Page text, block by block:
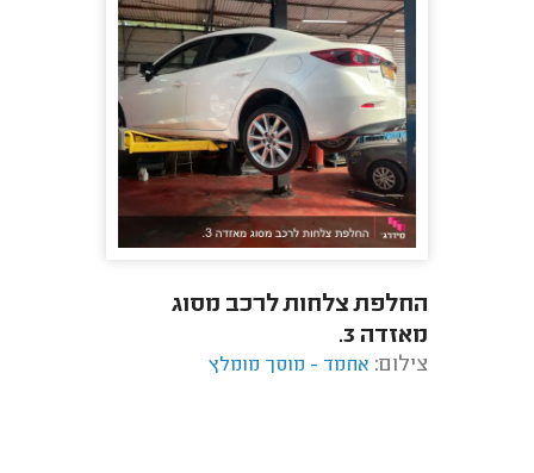
החלפת צלחות לרכב מסוג
מאזדה 3.
צילום: אחמד - מוסך מומלץ